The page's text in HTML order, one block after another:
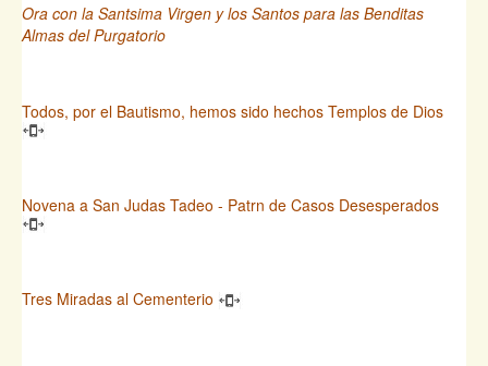
Ora con la Santsima Virgen y los Santos para las Benditas
Almas del Purgatorio
Todos, por el Bautismo, hemos sido hechos Templos de Dios
Novena a San Judas Tadeo - Patrn de Casos Desesperados
Tres Miradas al Cementerio